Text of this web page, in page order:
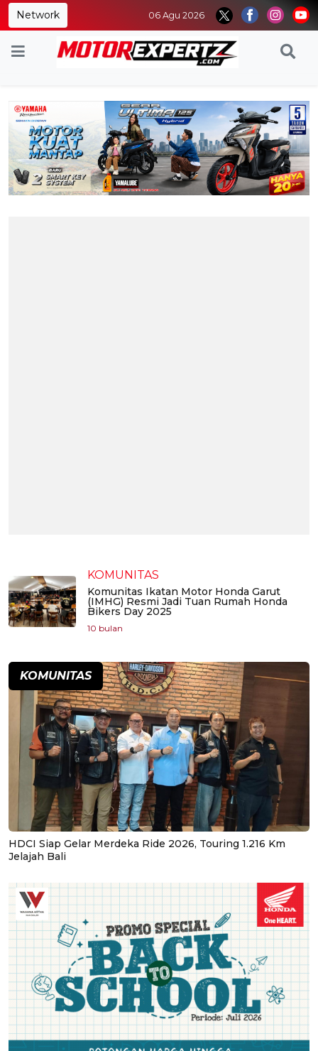
Network 06 Agu 2026
KOMUNITAS
Komunitas Ikatan Motor Honda Garut
(IMHG) Resmi Jadi Tuan Rumah Honda
Bikers Day 2025
10 bulan
KOMUNITAS
HDCI Siap Gelar Merdeka Ride 2026, Touring 1.216 Km
Jelajah Bali